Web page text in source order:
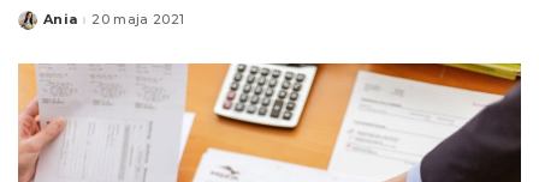
Posted
Ania 20 maja 2021